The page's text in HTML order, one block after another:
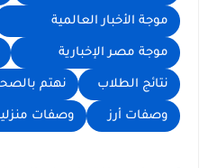
موجة الأخبار العالمية
موجة مصر الإخبارية
نتائج الطلاب نهتم
وصفات أرز وصفات